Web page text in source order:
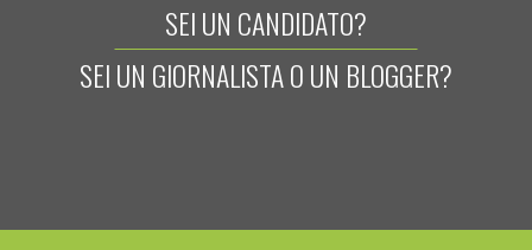
SEI UN CANDIDATO?
SEI UN GIORNALISTA O UN BLOGGER?